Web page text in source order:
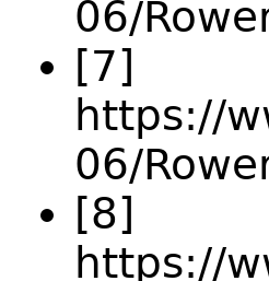
06/
[7]
https://
06/
[8]
https://